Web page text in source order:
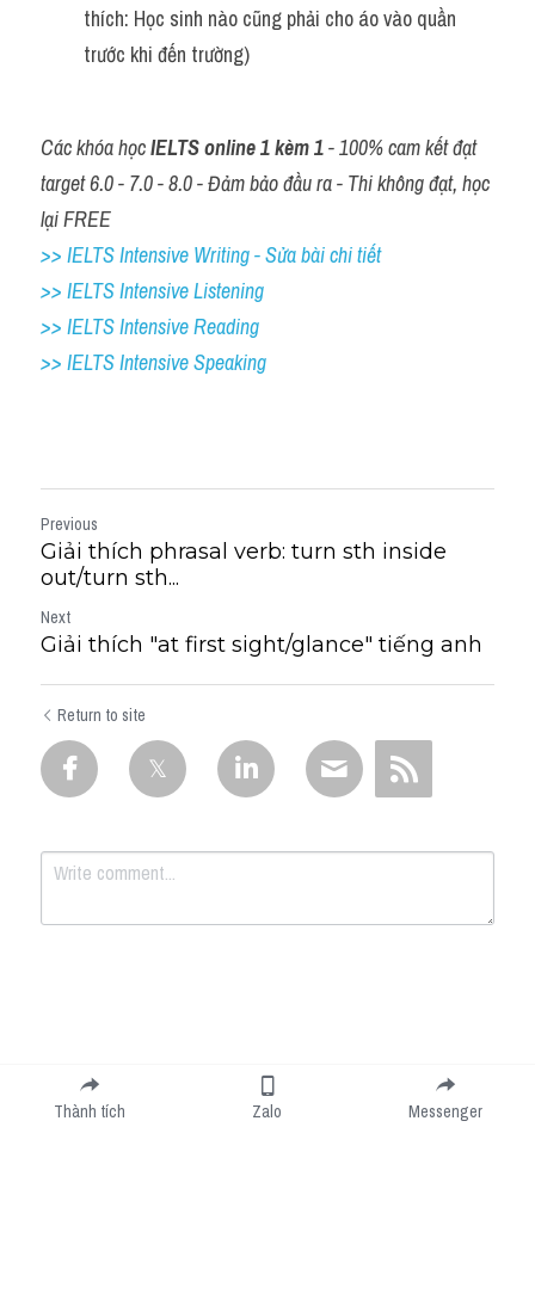
thích: Học sinh nào cũng phải cho áo vào quần
trước khi đến trường)
Các khóa học IELTS online 1 kèm 1 - 100% cam kết đạt
target 6.0 - 7.0 - 8.0 - Đảm bảo đầu ra - Thi không đạt, học
lại FREE
>> IELTS Intensive Writing - Sửa bài chi tiết
>> IELTS Intensive Listening
>> IELTS Intensive Reading
>> IELTS Intensive Speaking
Previous
Giải thích phrasal verb: turn sth inside
out/turn sth...
Next
Giải thích "at first sight​/​glance" tiếng anh
Return to site
Submit
Thành tích Zalo Messenger